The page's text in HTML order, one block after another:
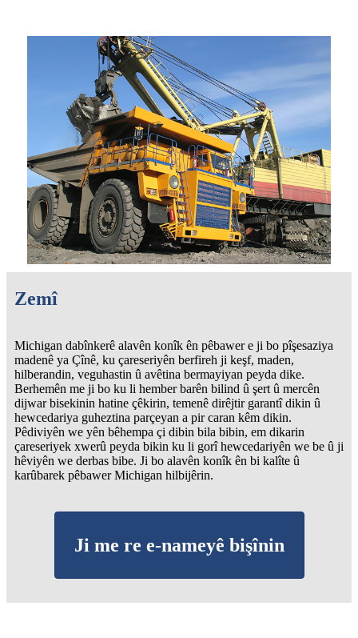
Zemî
Michigan dabînkerê alavên konîk ên pêbawer e ji bo pîşesaziya
madenê ya Çînê, ku çareseriyên berfireh ji keşf, maden,
hilberandin, veguhastin û avêtina bermayiyan peyda dike.
Berhemên me ji bo ku li hember barên bilind û şert û mercên
dijwar bisekinin hatine çêkirin, temenê dirêjtir garantî dikin û
hewcedariya guheztina parçeyan a pir caran kêm dikin.
Pêdiviyên we yên bêhempa çi dibin bila bibin, em dikarin
çareseriyek xwerû peyda bikin ku li gorî hewcedariyên we be û ji
hêviyên we derbas bibe. Ji bo alavên konîk ên bi kalîte û
karûbarek pêbawer Michigan hilbijêrin.
Ji me re e-nameyê bişînin